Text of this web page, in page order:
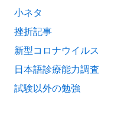
小ネタ
挫折記事
新型コロナウイルス
日本語診療能力調査
試験以外の勉強